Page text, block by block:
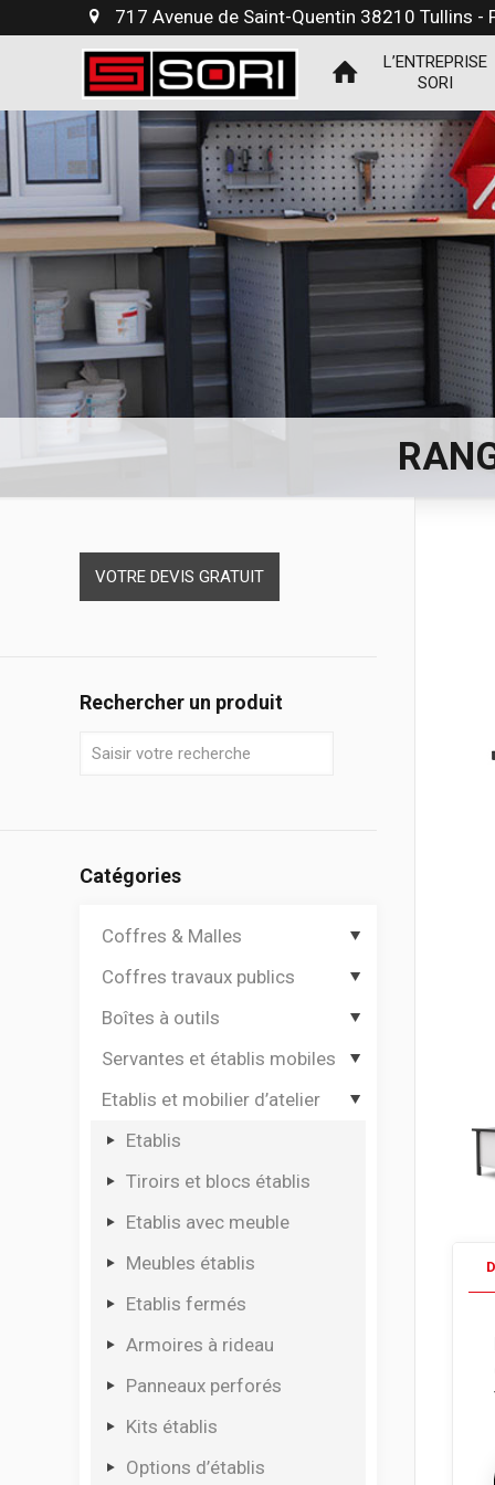
717 Avenue de Saint-Quentin 38210 Tullins -
L’ENTREPRISE
SORI
VOTRE DEVIS GRATUIT
Rechercher un produit
Catégories
Coffres & Malles
Coffres de chantier
Options de coffres de
Coffres travaux publics
Coffres de travaux publics
Coffres de travaux publics
Boîtes à outils
Boîtes à outils
outillage
Coffres de rangement
Valises à outils
Mallettes plastique à
casiers
Casiers à tiroirs
Mallettes à casiers
Servantes et établis mobiles
Servantes d’atelier 12000
Servantes d’atelier 8000
Servantes d’atelier 7000
Servantes d’atelier 6000
Etablis mobiles
Coffres d’atelier
Dessertes d’atelier
Options de servantes et
Etablis et mobilier d’atelier
Etablis
Tiroirs et blocs établis
Etablis avec meuble
Meubles établis
Etablis fermés
Armoires à rideau
Panneaux perforés
Kits établis
Options d’établis